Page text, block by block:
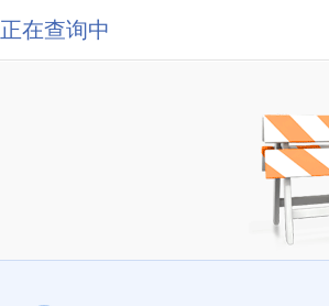
正在查询中